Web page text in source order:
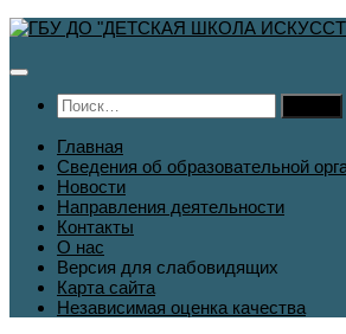
Перейти
содержимому
Найти:
Главная
Сведения об образовательной
Новости
Направления деятельности
Контакты
О нас
Версия для слабовидящих
Карта сайта
Независимая оценка качества